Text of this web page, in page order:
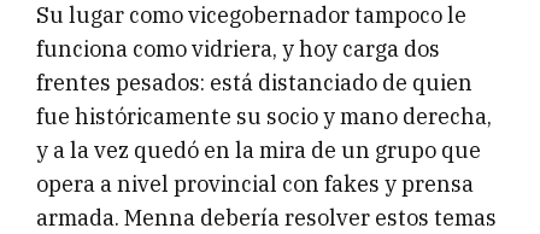
Su lugar como vicegobernador tampoco le
funciona como vidriera, y hoy carga dos
frentes pesados: está distanciado de quien
fue históricamente su socio y mano derecha,
y a la vez quedó en la mira de un grupo que
opera a nivel provincial con fakes y prensa
armada. Menna debería resolver estos temas